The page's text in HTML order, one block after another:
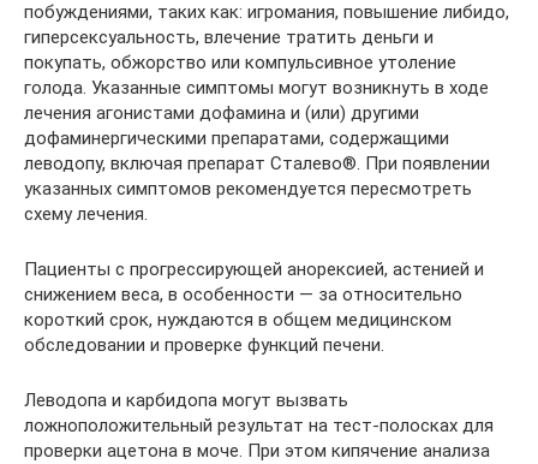
побуждениями, таких как: игромания, повышение либидо,
гиперсексуальность, влечение тратить деньги и
покупать, обжорство или компульсивное утоление
голода. Указанные симптомы могут возникнуть в ходе
лечения агонистами дофамина и (или) другими
дофаминергическими препаратами, содержащими
леводопу, включая препарат Сталево®. При появлении
указанных симптомов рекомендуется пересмотреть
схему лечения.
Пациенты с прогрессирующей анорексией, астенией и
снижением веса, в особенности — за относительно
короткий срок, нуждаются в общем медицинском
обследовании и проверке функций печени.
Леводопа и карбидопа могут вызвать
ложноположительный результат на тест-полосках для
проверки ацетона в моче. При этом кипячение анализа